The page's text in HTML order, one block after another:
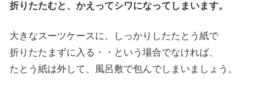
折りたたむと、かえってシワになってしまいます。
大きなスーツケースに、しっかりしたたとう紙で
折りたたまずに入る・・という場合でなければ、
たとう紙は外して、風呂敷で包んでしまいましょう。